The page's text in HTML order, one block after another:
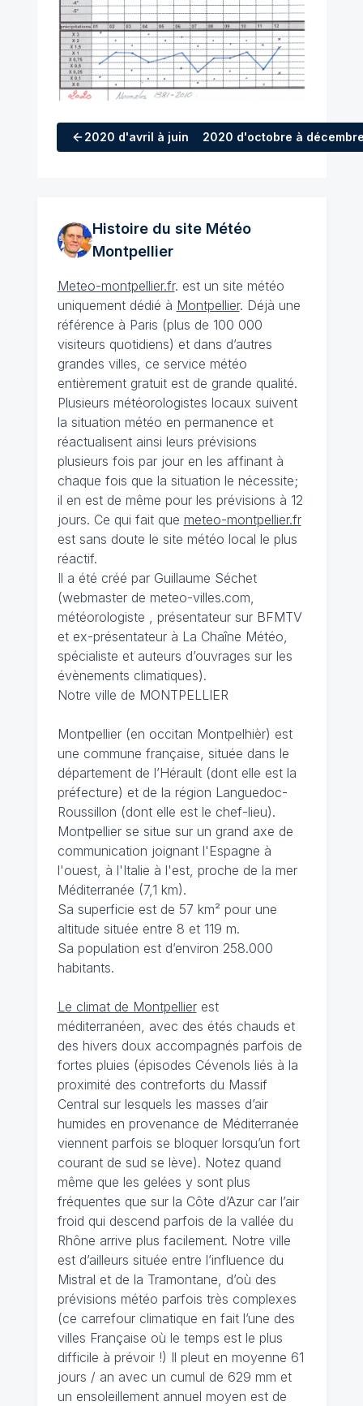
2020 d'avril à juin 2020 d'octobre à
Histoire du site Météo
Montpellier
Meteo-montpellier.fr. est un site météo
uniquement dédié à Montpellier. Déjà une
référence à Paris (plus de 100 000
visiteurs quotidiens) et dans d’autres
grandes villes, ce service météo
entièrement gratuit est de grande qualité.
Plusieurs météorologistes locaux suivent
la situation météo en permanence et
réactualisent ainsi leurs prévisions
plusieurs fois par jour en les affinant à
chaque fois que la situation le nécessite;
il en est de même pour les prévisions à 12
jours. Ce qui fait que meteo-montpellier.fr
est sans doute le site météo local le plus
réactif.
Il a été créé par Guillaume Séchet
(webmaster de meteo-villes.com,
météorologiste , présentateur sur BFMTV
et ex-présentateur à La Chaîne Météo,
spécialiste et auteurs d’ouvrages sur les
évènements climatiques).
Notre ville de MONTPELLIER
Montpellier (en occitan Montpelhièr) est
une commune française, située dans le
département de l’Hérault (dont elle est la
préfecture) et de la région Languedoc-
Roussillon (dont elle est le chef-lieu).
Montpellier se situe sur un grand axe de
communication joignant l'Espagne à
l'ouest, à l'Italie à l'est, proche de la mer
Méditerranée (7,1 km).
Sa superficie est de 57 km² pour une
altitude située entre 8 et 119 m.
Sa population est d’environ 258.000
habitants.
Le climat de Montpellierest
méditerranéen, avec des étés chauds et
des hivers doux accompagnés parfois de
fortes pluies (épisodes Cévenols liés à la
proximité des contreforts du Massif
Central sur lesquels les masses d’air
humides en provenance de Méditerranée
viennent parfois se bloquer lorsqu’un fort
courant de sud se lève). Notez quand
même que les gelées y sont plus
fréquentes que sur la Côte d’Azur car l’air
froid qui descend parfois de la vallée du
Rhône arrive plus facilement. Notre ville
est d’ailleurs située entre l’influence du
Mistral et de la Tramontane, d’où des
prévisions météo parfois très complexes
(ce carrefour climatique en fait l’une des
villes Française où le temps est le plus
difficile à prévoir !) Il pleut en moyenne 61
jours / an avec un cumul de 629 mm et
un ensoleillement annuel moyen est de